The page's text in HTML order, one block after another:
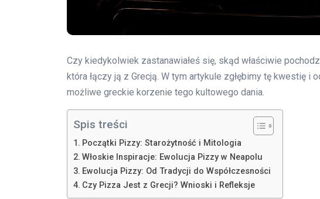
Czy kiedykolwiek zastanawiałeś się, skąd właściwie
która łączy ją z Grecją. W tym artykule zgłębimy tę kwestię
możliwe greckie korzenie tego kultowego dania.
Spis treści
Początki Pizzy: Starożytność i Mitologia
Włoskie Inspiracje: Ewolucja Pizzy w Neapolu
Ewolucja Pizzy: Od Tradycji do Współczesności
Czy Pizza Jest z Grecji? Wnioski i Refleksje